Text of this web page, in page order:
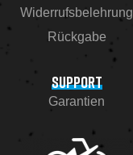
Widerrufsbelehrung
Rückgabe
SUPPORT
Garantien